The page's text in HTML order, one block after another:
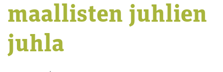
maallisten juhlien
juhla